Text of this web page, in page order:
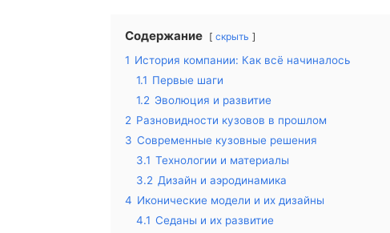
Содержание скрыть
1 История компании: Как всё начиналось
1.1 Первые шаги
1.2 Эволюция и развитие
2 Разновидности кузовов в прошлом
3 Современные кузовные решения
3.1 Технологии и материалы
3.2 Дизайн и аэродинамика
4 Иконические модели и их дизайны
4.1 Седаны и их развитие